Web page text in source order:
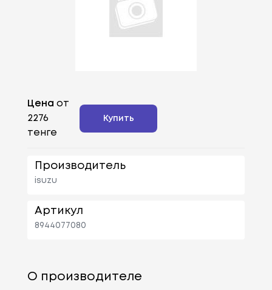
Цена от
2276
тенге
Купить
Производитель
isuzu
Артикул
8944077080
О производителе